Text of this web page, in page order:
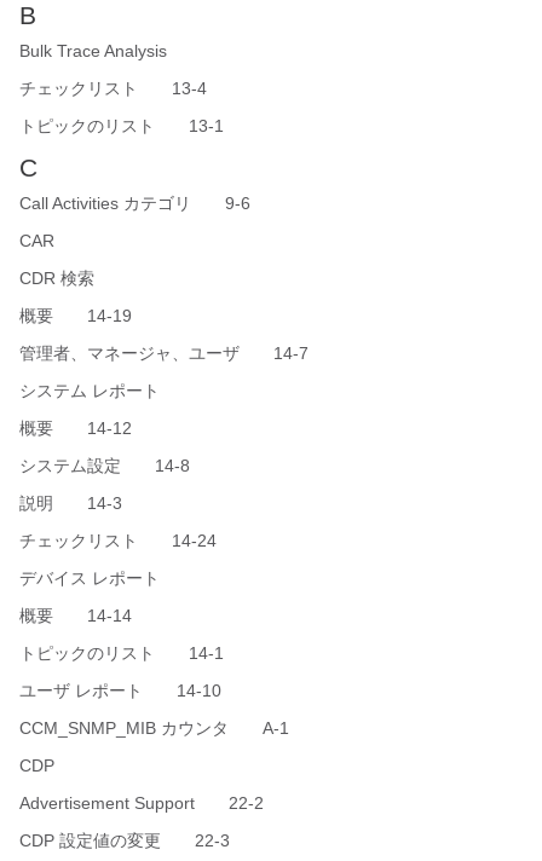
B
Bulk Trace Analysis
チェックリスト 13-4
トピックのリスト 13-1
C
Call Activities カテゴリ 9-6
CAR
CDR 検索
概要 14-19
管理者、マネージャ、ユーザ 14-7
システム レポート
概要 14-12
システム設定 14-8
説明 14-3
チェックリスト 14-24
デバイス レポート
概要 14-14
トピックのリスト 14-1
ユーザ レポート 14-10
CCM_SNMP_MIB カウンタ A-1
CDP
Advertisement Support 22-2
CDP 設定値の変更 22-3